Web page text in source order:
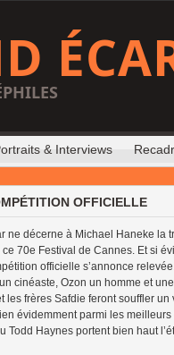
& Interviews
OFFICIELLE
ne décerne à Michael Haneke
70e Festival de Cannes. Et si
officielle s’annonce
cinéaste, Ozon un homme et
les frères Safdie feront souffler
évidemment parmi les
Todd Haynes portent bien haut